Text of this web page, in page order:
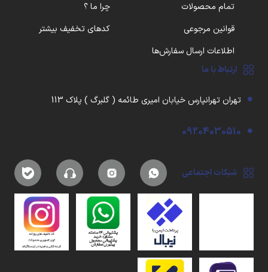
تمام محصولات
چرا ما ؟
قوانین مرجوعی
کدهای تخفیف بیشتر
اطلاعات ارسال سفارش‌ها
ارتباط با ما
تهران تهرانپارس خیابان امیری طائمه ( گلبرگ ) پلاک 113
09204030510
شبکات اجتماعی